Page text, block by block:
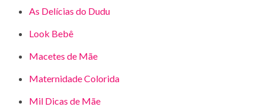
As Delícias do Dudu
Look Bebê
Macetes de Mãe
Maternidade Colorida
Mil Dicas de Mãe